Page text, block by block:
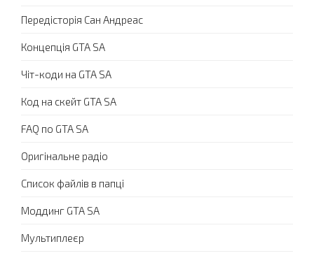
Передісторія Сан Андреас
Концепція GTA SA
Чіт-коди на GTA SA
Код на скейт GTA SA
FAQ по GTA SA
Оригінальне радіо
Список файлів в папці
Моддинг GTA SA
Мультиплеєр